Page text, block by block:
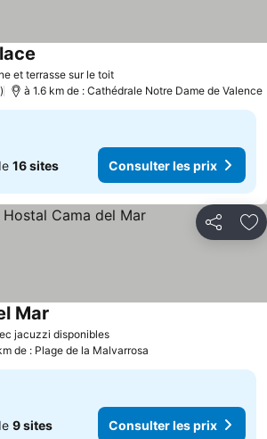
et terrasse sur le toitConsulter les prix
à 1.6 km de : Cathédrale Notre Dame de Valence
16 sites Consulter les prix
Partager
jacuzzi disponiblesConsulter les prix
Mar
de : Plage de la Malvarrosa
9 sites Consulter les prix